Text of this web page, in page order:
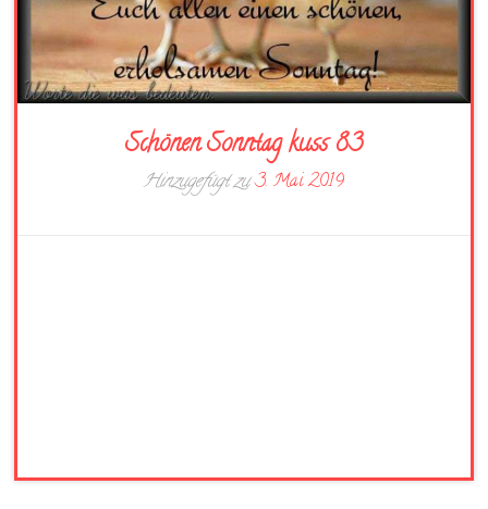
Schönen Sonntag kuss 83
Hinzugefügt zu3. Mai 2019